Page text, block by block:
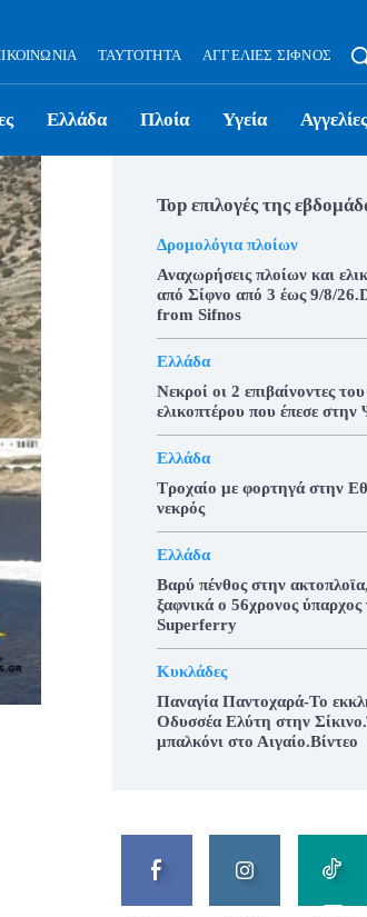
ΤΑΥΤΌΤΗΤΑ ΑΓΓΕΛΊΕΣ ΣΊΦΝΟΣ
Ελλάδα Πλοία Υγεία Αγγελίες
Top επιλογές της
Δρομολόγια πλοίων
Αναχωρήσεις πλοίων και
από Σίφνο από 3 έως 9/8/
from Sifnos
Ελλάδα
Νεκροί οι 2 επιβαίνοντες του
ελικοπτέρου που έπεσε στην
Ελλάδα
Τροχαίο με φορτηγά στην
νεκρός
Ελλάδα
Βαρύ πένθος στην
ξαφνικά ο 56χρονος ύπαρχος
Superferry
Κυκλάδες
Παναγία Παντοχαρά-Το
Οδυσσέα Ελύτη στην
μπαλκόνι στο Αιγαίο.Βίντεο